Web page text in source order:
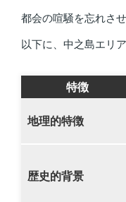
都会の喧騒を忘れさ
以下に、中之島エリ
特徴
地理的特徴
歴史的背景